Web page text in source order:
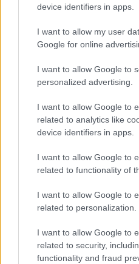
device identifiers in apps.
I want to allow my user
Google for online
I want to allow Google to
personalized advertising.
I want to allow Google to
related to analytics like
device identifiers in apps.
I want to allow Google to
related to functionality of
I want to allow Google to
related to personalization.
I want to allow Google to
related to security,
functionality and fraud